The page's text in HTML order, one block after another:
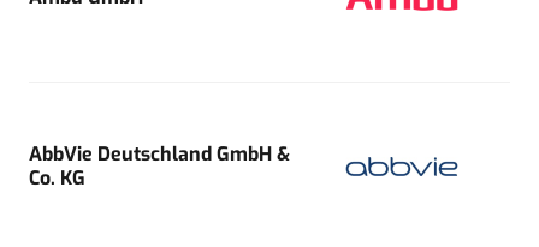
AbbVie Deutschland GmbH &
Co. KG